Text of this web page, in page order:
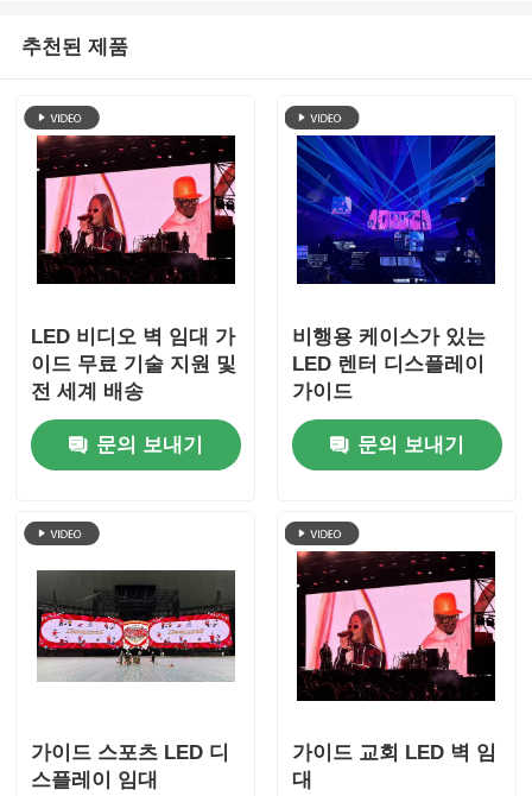
추천된 제품
LED 비디오 벽 임대 가
이드 무료 기술 지원 및
전 세계 배송
문의 보내기
비행용 케이스가 있는
LED 렌터 디스플레이
가이드
문의 보내기
가이드 스포츠 LED 디
스플레이 임대
가이드 교회 LED 벽 임
대